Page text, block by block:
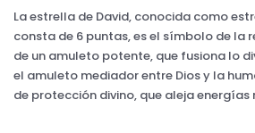
La estrella de David, conocida como
consta de 6 puntas, es el símbolo de la
de un amuleto potente, que fusiona lo
el amuleto mediador entre Dios y la
de protección divino, que aleja